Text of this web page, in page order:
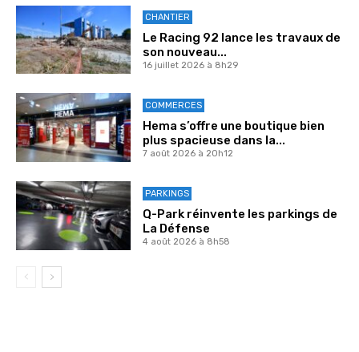
CHANTIER
Le Racing 92 lance les travaux de
son nouveau...
16 juillet 2026 à 8h29
COMMERCES
Hema s’offre une boutique bien
plus spacieuse dans la...
7 août 2026 à 20h12
PARKINGS
Q-Park réinvente les parkings de
La Défense
4 août 2026 à 8h58